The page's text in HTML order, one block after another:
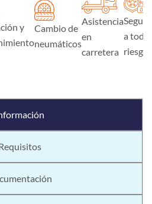
y
Cambio de
neumáticos
Asistencia
en
carretera
Seguro
a todo
riesgo